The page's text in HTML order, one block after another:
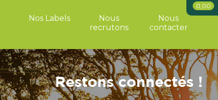
0,00
Restons connectés !
Nos Labels
Nous
recrutons
Nous
contacter